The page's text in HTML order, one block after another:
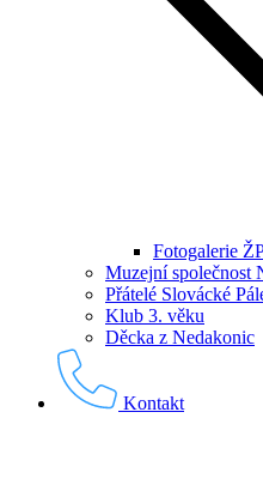
Fotogalerie
Muzejní společnost
Přátelé Slovácké
Klub 3. věku
Děcka z Nedakonic
Kontakt